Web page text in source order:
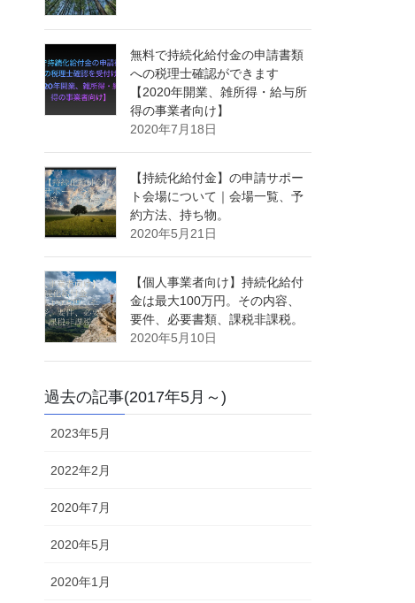
無料で持続化給付金の申請書類
への税理士確認ができます
【2020年開業、雑所得・給与所
得の事業者向け】
2020年7月18日
【持続化給付金】の申請サポー
ト会場について｜会場一覧、予
約方法、持ち物。
2020年5月21日
【個人事業者向け】持続化給付
金は最大100万円。その内容、
要件、必要書類、課税非課税。
2020年5月10日
過去の記事(2017年5月～)
2023年5月
2022年2月
2020年7月
2020年5月
2020年1月